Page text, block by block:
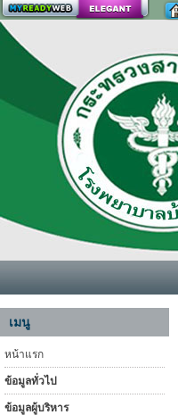
สร้างเว็บ
เมนู
หน้าแรก
ข้อมูลทั่วไป
ข้อมูลผู้บริหาร